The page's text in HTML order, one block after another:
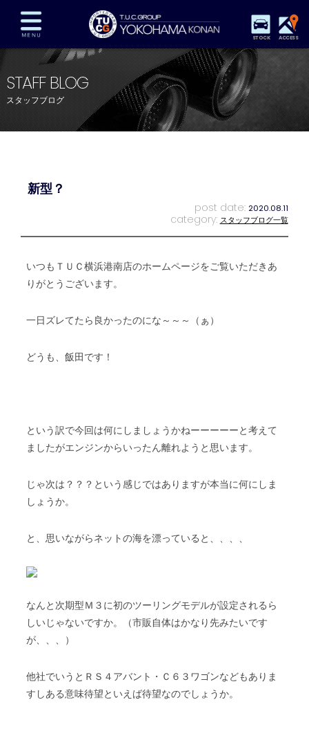
STOCK ACCESS
在庫車両情報 保証&サービス パーツリスト
TUCとは？ 店舗情報 アクセスマップ
全国納車 特別作業 注文販売
STAFF BLOG
スタッフブログ
新型？
post date: 2020.08.11
category: スタッフブログ一覧
いつもＴＵＣ横浜港南店のホームページをご覧いただきあ
りがとうございます。
一日ズレてたら良かったのにな～～～（ぁ）
どうも、飯田です！
という訳で今回は何にしましょうかねーーーーーと考えて
ましたがエンジンからいったん離れようと思います。
じゃ次は？？？という感じではありますが本当に何にしま
しょうか。
と、思いながらネットの海を漂っていると、、、、
なんと次期型Ｍ３に初のツーリングモデルが設定されるら
しいじゃないですか。（市販自体はかなり先みたいです
が、、、）
他社でいうとＲＳ４アバント・Ｃ６３ワゴンなどもありま
すしある意味待望といえば待望なのでしょうか。